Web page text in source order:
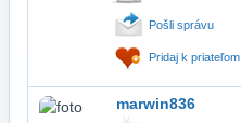
Pošli správu
Pridaj k priateľom
marwin836